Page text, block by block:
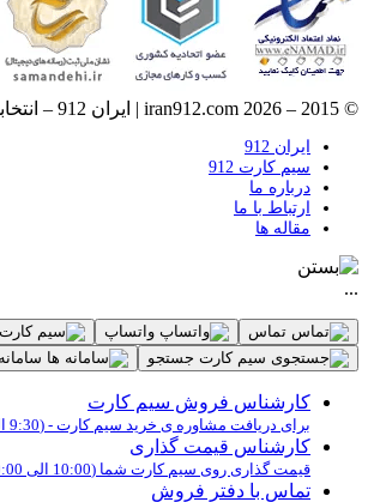
© 2015 – 2026 iran912.com | ایران 912 – انتخابی برای همیشه.
ایران 912
سیم کارت 912
درباره ما
ارتباط با ما
مقاله ها
...
تماس واتساپ
جستجو
کارشناس فروش سیم کارت
برای دریافت مشاوره ی خرید سیم کارت - (9:30 الی 22)
کارشناس قیمت گذاری
قیمت گذاری روی سیم کارت شما (10:00 الی 20:00)
تماس با دفتر فروش